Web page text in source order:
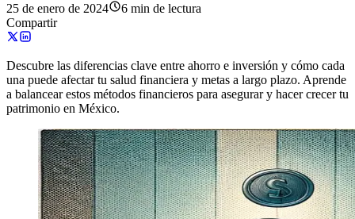
25 de enero de 2024
6 min de lectura
Compartir
Descubre las diferencias clave entre ahorro e inversión y cómo cada
una puede afectar tu salud financiera y metas a largo plazo. Aprende
a balancear estos métodos financieros para asegurar y hacer crecer tu
patrimonio en México.